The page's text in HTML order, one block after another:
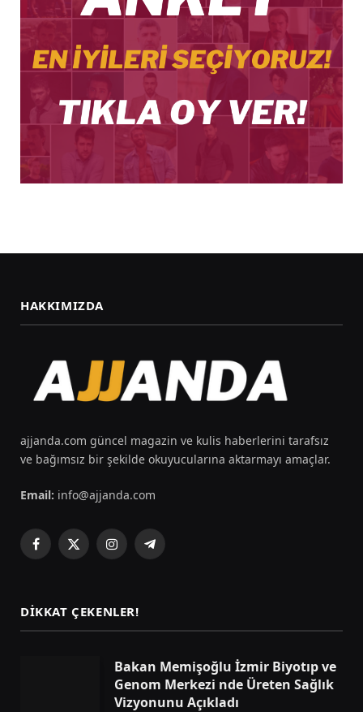
HAKKIMIZDA
ajjanda.com güncel magazin ve kulis haberlerini tarafsız
ve bağımsız bir şekilde okuyucularına aktarmayı amaçlar.
Email: info@ajjanda.com
Facebook
X
InstagramTelegram
DIKKAT ÇEKENLER!
Bakan Memişoğlu İzmir Biyotıp ve
Genom Merkezi nde Üreten Sağlık
Vizyonunu Açıkladı